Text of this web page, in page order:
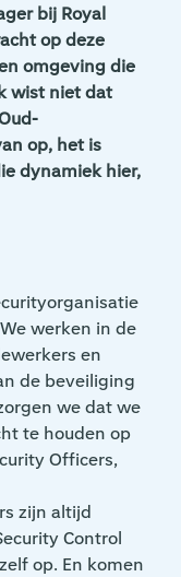
bij Royal
op deze
omgeving die
wist niet dat
op, het is
dynamiek hier,
werken in de
en
de beveiliging
we dat we
te houden op
Officers,
zijn altijd
Control
op. En komen